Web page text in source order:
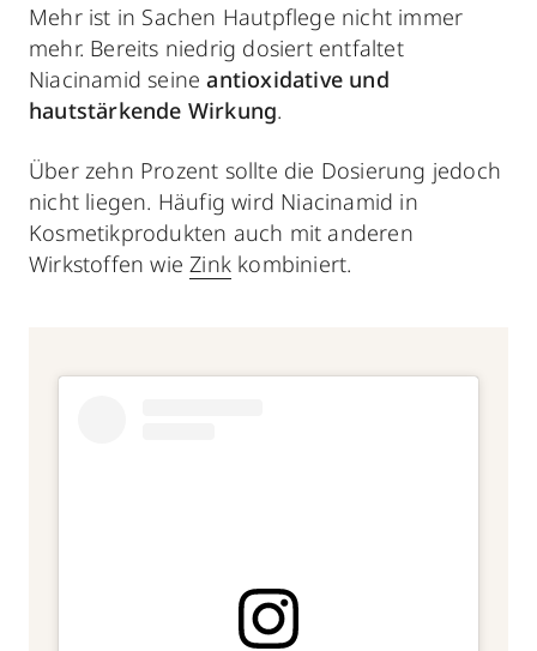
Mehr ist in Sachen Hautpflege nicht immer
mehr. Bereits niedrig dosiert entfaltet
Niacinamid seineantioxidative und
hautstärkende Wirkung.
Über zehn Prozent sollte die Dosierung jedoch
nicht liegen. Häufig wird Niacinamid in
Kosmetikprodukten auch mit anderen
Wirkstoffen wie Zink kombiniert.